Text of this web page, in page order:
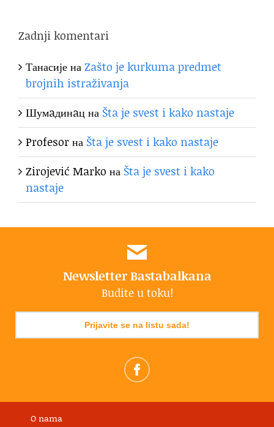
Zadnji komentari
ТанасијенаZašto je kurkuma predmet
brojnih istraživanja
Шумaдинaцна Šta je svest i kako nastaje
Profesorна Šta je svest i kako nastaje
Zirojević Marko на Šta je svest i kako
nastaje
Newsletter Bastabalkana
Budite u toku!
Prijavite se na listu sada!
O nama